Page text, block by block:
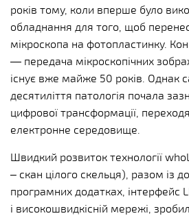
років тому, коли вперше було
обладнання для того, щоб
мікроскопа на фотопластинку.
— передача мікроскопічних
існує вже майже 50 років. Однак
десятиліття патологія почала
цифрової трансформації,
електронне середовище.
Швидкий розвиток технології
– скан цілого скельця), разом із
програмних додатках, інтерфейс
і високошвидкісній мережі,